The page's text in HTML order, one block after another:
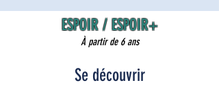
ESPOIR / ESPOIR+
À partir de 6 ans
Se découvrir